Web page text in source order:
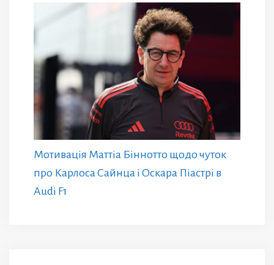
Мотивація Маттіа Біннотто щодо чуток
про Карлоса Сайнца і Оскара Піастрі в
Audi F1